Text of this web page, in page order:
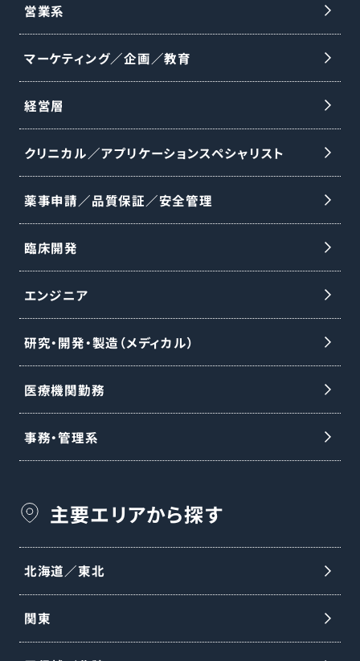
営業系
マーケティング／企画／教育
経営層
クリニカル／アプリケーションスペシャリスト
薬事申請／品質保証／安全管理
臨床開発
エンジニア
研究・開発・製造（メディカル）
医療機関勤務
事務・管理系
主要エリアから探す
北海道／東北
関東